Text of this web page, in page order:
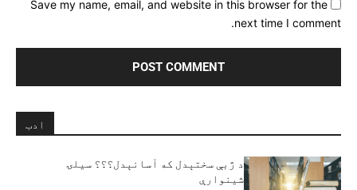
Save my name, email, and website in this browser for the
next time I comment.
ادب
د ژبې سختېدل که آسانېدل؟؟؟ سیلۍ
شینوارې